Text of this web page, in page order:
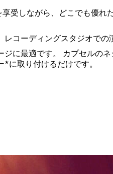
受しながら、どこでも優れ
コーディングスタジオでの
ジに最適です。 カプセルの
に取り付けるだけです。